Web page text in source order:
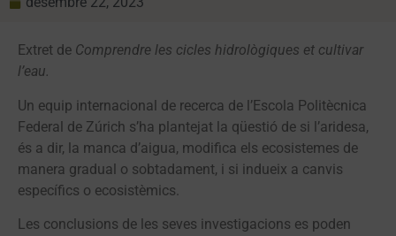
Extret de Comprendre les cicles hidrològiques et cultivar
l’eau.
Un equip internacional de recerca de l’Escola Politècnica
Federal de Zúrich s’ha plantejat la qüestió de si l’aridesa,
és a dir, la manca d’aigua, modifica els ecosistemes de
manera gradual o sobtadament, i si indueix a canvis
específics o ecosistèmics.
Les conclusions de les seves investigacions es poden